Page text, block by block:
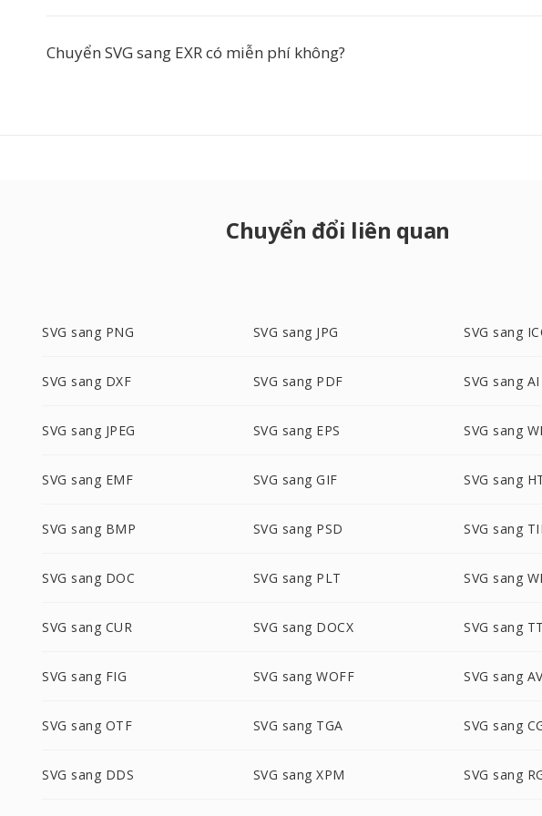
Chuyển SVG sang EXR có miễn phí không?
Chuyển đổi liên quan
SVG sang PNG SVG sang JPG SVG sang
SVG sang DXF SVG sang PDF SVG sang AI
SVG sang JPEG SVG sang EPS SVG sang
SVG sang EMF SVG sang GIF SVG sang
SVG sang BMP SVG sang PSD SVG sang
SVG sang DOC SVG sang PLT SVG sang
SVG sang CUR SVG sang DOCX SVG sang
SVG sang FIG SVG sang WOFF SVG sang
SVG sang OTF SVG sang TGA SVG sang
SVG sang DDS SVG sang XPM SVG sang